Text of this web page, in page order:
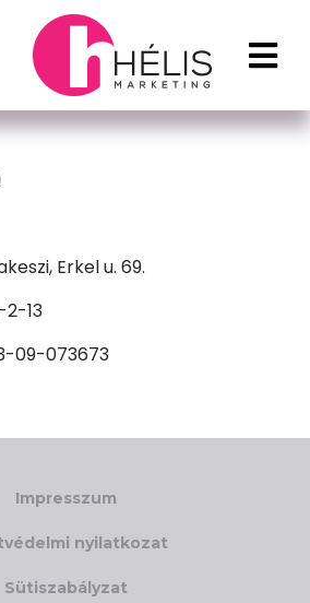
Erkel u. 69.
2-13
09-073673
Impresszum
nyilatkozat
Sütiszabályzat